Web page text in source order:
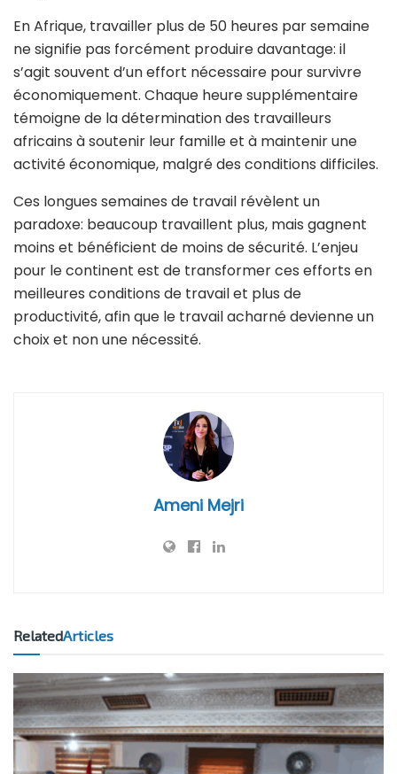
En Afrique, travailler plus de 50 heures par semaine
ne signifie pas forcément produire davantage: il
s’agit souvent d’un effort nécessaire pour survivre
économiquement. Chaque heure supplémentaire
témoigne de la détermination des travailleurs
africains à soutenir leur famille et à maintenir une
activité économique, malgré des conditions difficiles.
Ces longues semaines de travail révèlent un
paradoxe: beaucoup travaillent plus, mais gagnent
moins et bénéficient de moins de sécurité. L’enjeu
pour le continent est de transformer ces efforts en
meilleures conditions de travail et plus de
productivité, afin que le travail acharné devienne un
choix et non une nécessité.
Ameni Mejri
RelatedArticles